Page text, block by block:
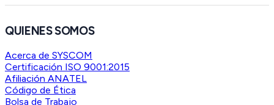
QUIENES SOMOS
Acerca de SYSCOM
Certificación ISO 9001:2015
Afiliación ANATEL
Código de Ética
Bolsa de Trabajo